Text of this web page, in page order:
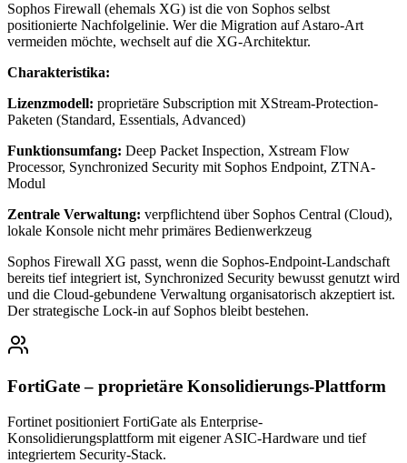
Sophos Firewall (ehemals XG) ist die von Sophos selbst
positionierte Nachfolgelinie. Wer die Migration auf Astaro-Art
vermeiden möchte, wechselt auf die XG-Architektur.
Charakteristika:
Lizenzmodell: proprietäre Subscription mit XStream-Protection-
Paketen (Standard, Essentials, Advanced)
Funktionsumfang: Deep Packet Inspection, Xstream Flow
Processor, Synchronized Security mit Sophos Endpoint, ZTNA-
Modul
Zentrale Verwaltung: verpflichtend über Sophos Central (Cloud),
lokale Konsole nicht mehr primäres Bedienwerkzeug
Sophos Firewall XG passt, wenn die Sophos-Endpoint-Landschaft
bereits tief integriert ist, Synchronized Security bewusst genutzt wird
und die Cloud-gebundene Verwaltung organisatorisch akzeptiert ist.
Der strategische Lock-in auf Sophos bleibt bestehen.
FortiGate – proprietäre Konsolidierungs-Plattform
Fortinet positioniert FortiGate als Enterprise-
Konsolidierungsplattform mit eigener ASIC-Hardware und tief
integriertem Security-Stack.